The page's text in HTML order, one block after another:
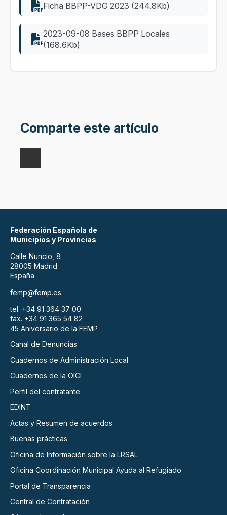
Ficha BBPP-VDG 2023 (244.8Kb)
2023-09-08 Bases BBPP Locales
(168.6Kb)
Comparte este artículo
Federación Española de
Municipios y Provincias
Calle Nuncio, 8
28005 Madrid
España
femp@femp.es
tel. +34 91 364 37 00
fax. +34 91 365 54 82
45 Aniversario de la FEMP
Canal de Denuncias
Cuadernos de Administración Local
Cuadernos de la OICI
Perfil del contratante
EDINT
Actas y Resumen de acuerdos
Buenas prácticas
Oficina de Información sobre la LRSAL
Oficina Coordinación Municipal Ayuda al Refugiado
Portal de Transparencia
Central de Contratación